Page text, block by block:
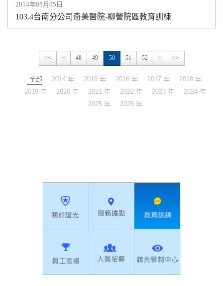
2014年05月05日
103.4台南分公司奇美醫院-柳營院區教育訓練
<< < 48 49 50 51 52 > >>
全部 2014 年 2015 年 2016 年 2017 年
2018 年
2019 年
2020 年 2021 年 2022 年 2023 年
2024 年
2025 年
2026 年